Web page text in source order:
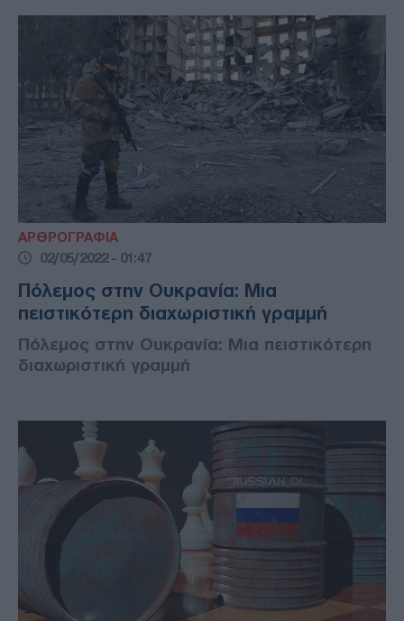
ΑΡΘΡΟΓΡΑΦΙΑ
02/05/2022 - 01:47
Πόλεμος στην Ουκρανία: Μια
πειστικότερη διαχωριστική γραμμή
Πόλεμος στην Ουκρανία: Μια πειστικότερη
διαχωριστική γραμμή